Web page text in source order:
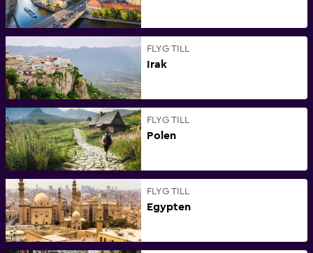
FLYG TILL
Irak
FLYG TILL
Polen
FLYG TILL
Egypten